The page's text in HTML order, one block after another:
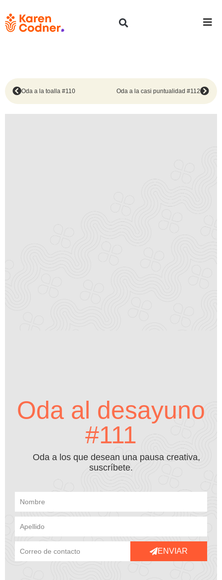
Oda a la toalla #110 Oda a la casi puntualidad #112
Oda al desayuno
#111
Oda a los que desean una pausa creativa,
suscríbete.
ENVIAR